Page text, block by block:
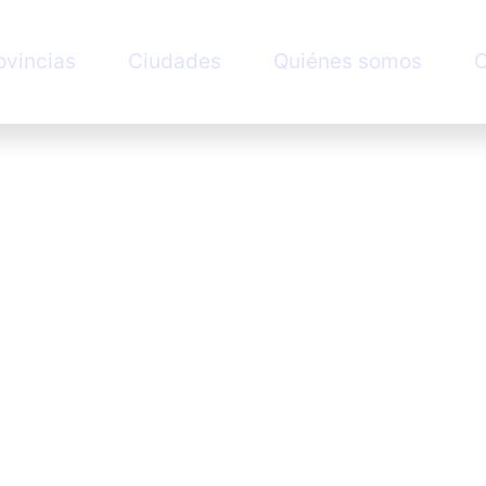
Ciudades Quiénes somos